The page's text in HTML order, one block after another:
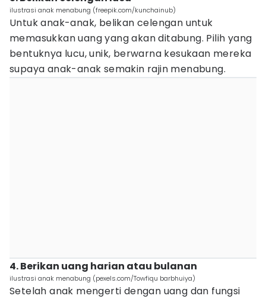
ilustrasi anak menabung (freepik.com/kunchainub)
Untuk anak-anak, belikan celengan untuk
memasukkan uang yang akan ditabung. Pilih yang
bentuknya lucu, unik, berwarna kesukaan mereka
supaya anak-anak semakin rajin menabung.
4. Berikan uang harian atau bulanan
ilustrasi anak menabung (pexels.com/Towfiqu barbhuiya)
Setelah anak mengerti dengan uang dan fungsi